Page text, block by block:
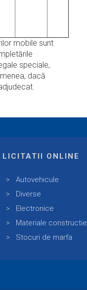
mobile sunt
speciale,
dacă
LICITATII ONLINE
Autovehicule
Diverse
Electronice
Materiale constructie
Stocuri de marfa